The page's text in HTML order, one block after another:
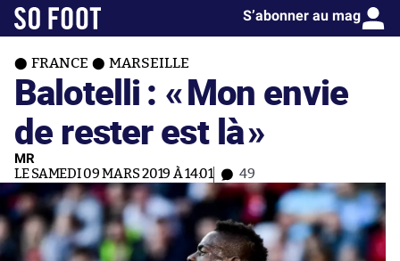
S’abonner au mag
FRANCE MARSEILLE
Balotelli : «Mon envie
de rester est là»
MR
LE SAMEDI 09 MARS 2019 À 14:01 49